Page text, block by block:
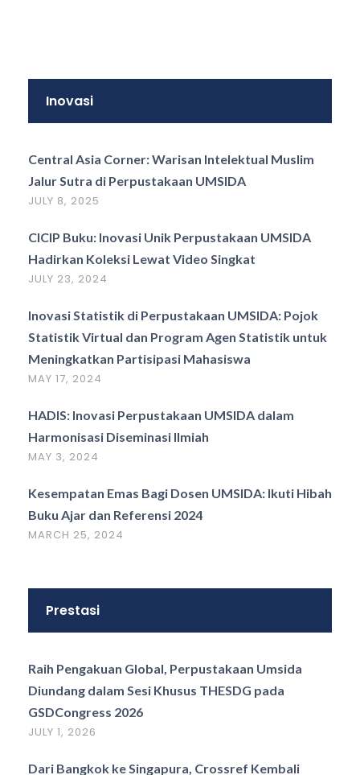
Inovasi
Central Asia Corner: Warisan Intelektual Muslim
Jalur Sutra di Perpustakaan UMSIDA
JULY 8, 2025
CICIP Buku: Inovasi Unik Perpustakaan UMSIDA
Hadirkan Koleksi Lewat Video Singkat
JULY 23, 2024
Inovasi Statistik di Perpustakaan UMSIDA: Pojok
Statistik Virtual dan Program Agen Statistik untuk
Meningkatkan Partisipasi Mahasiswa
MAY 17, 2024
HADIS: Inovasi Perpustakaan UMSIDA dalam
Harmonisasi Diseminasi Ilmiah
MAY 3, 2024
Kesempatan Emas Bagi Dosen UMSIDA: Ikuti Hibah
Buku Ajar dan Referensi 2024
MARCH 25, 2024
Prestasi
Raih Pengakuan Global, Perpustakaan Umsida
Diundang dalam Sesi Khusus THESDG pada
GSDCongress 2026
JULY 1, 2026
Dari Bangkok ke Singapura, Crossref Kembali